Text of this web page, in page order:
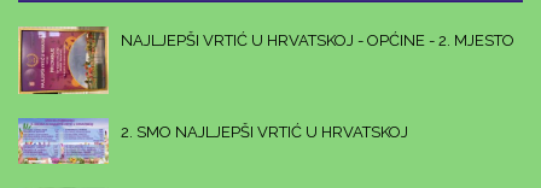
NAJLJEPŠI VRTIĆ U HRVATSKOJ - OPĆINE - 2. MJESTO
2. SMO NAJLJEPŠI VRTIĆ U HRVATSKOJ